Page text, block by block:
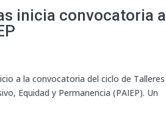
inicia convocatoria a
a la convocatoria del ciclo de Talleres
Equidad y Permanencia (PAIEP). Un